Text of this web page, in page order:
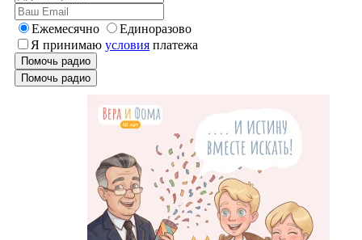
Ежемесячно
Единоразово
Я принимаю условия платежа
Помочь радио
Помочь радио